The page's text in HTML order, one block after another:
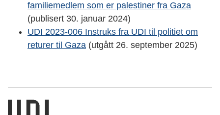
familiemedlem som er palestiner fra Gaza
(publisert 30. januar 2024)
UDI 2023-006 Instruks fra UDI til politiet om
returer til Gaza (utgått 26. september 2025)
Utlendingsdirektoratet